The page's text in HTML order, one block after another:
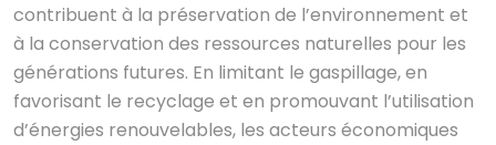
contribuent à la préservation de l’environnement et
à la conservation des ressources naturelles pour les
générations futures. En limitant le gaspillage, en
favorisant le recyclage et en promouvant l’utilisation
d’énergies renouvelables, les acteurs économiques